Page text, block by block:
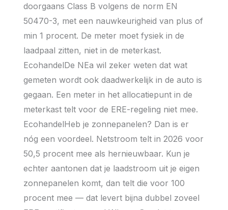
doorgaans Class B volgens de norm EN
50470-3, met een nauwkeurigheid van plus of
min 1 procent. De meter moet fysiek in de
laadpaal zitten, niet in de meterkast.
EcohandelDe NEa wil zeker weten dat wat
gemeten wordt ook daadwerkelijk in de auto is
gegaan. Een meter in het allocatiepunt in de
meterkast telt voor de ERE-regeling niet mee.
EcohandelHeb je zonnepanelen? Dan is er
nóg een voordeel. Netstroom telt in 2026 voor
50,5 procent mee als hernieuwbaar. Kun je
echter aantonen dat je laadstroom uit je eigen
zonnepanelen komt, dan telt die voor 100
procent mee — dat levert bijna dubbel zoveel